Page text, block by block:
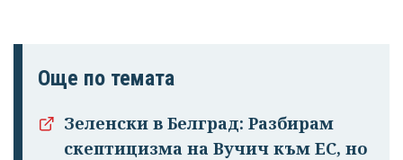
Още по темата
Зеленски в Белград: Разбирам
скептицизма на Вучич към ЕС, но